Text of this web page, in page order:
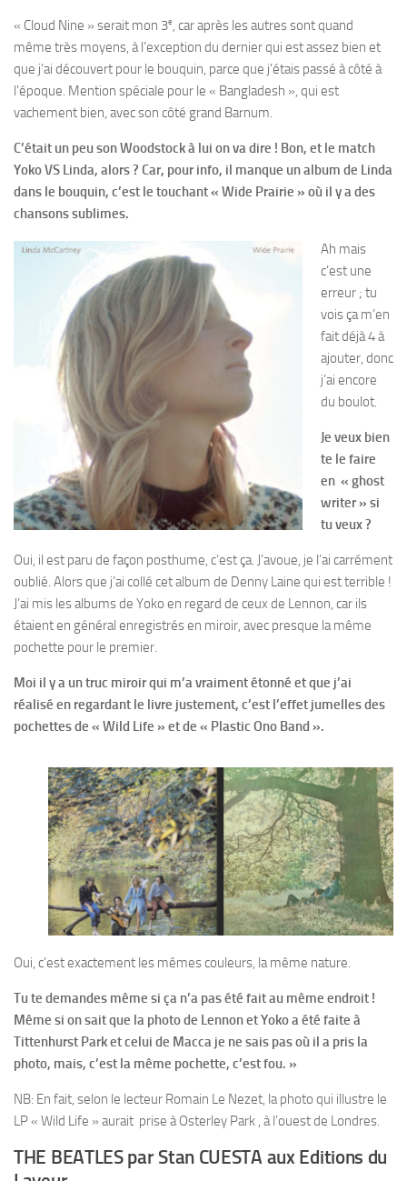
« Cloud Nine » serait mon 3e, car après les autres sont quand
même très moyens, à l’exception du dernier qui est assez bien et
que j’ai découvert pour le bouquin, parce que j’étais passé à côté à
l’époque. Mention spéciale pour le « Bangladesh », qui est
vachement bien, avec son côté grand Barnum.
C’était un peu son Woodstock à lui on va dire ! Bon, et le match
Yoko VS Linda, alors ? Car, pour info, il manque un album de Linda
dans le bouquin, c’est le touchant « Wide Prairie » où il y a des
chansons sublimes.
Ah mais
c’est une
erreur ; tu
vois ça m’en
fait déjà 4 à
ajouter, donc
j’ai encore
du boulot.
Je veux bien
te le faire
en « ghost
writer » si
tu veux ?
Oui, il est paru de façon posthume, c’est ça. J’avoue, je l’ai carrément
oublié. Alors que j’ai collé cet album de Denny Laine qui est terrible !
J’ai mis les albums de Yoko en regard de ceux de Lennon, car ils
étaient en général enregistrés en miroir, avec presque la même
pochette pour le premier.
Moi il y a un truc miroir qui m’a vraiment étonné et que j’ai
réalisé en regardant le livre justement, c’est l’effet jumelles des
pochettes de « Wild Life » et de « Plastic Ono Band ».
Oui, c’est exactement les mêmes couleurs, la même nature.
Tu te demandes même si ça n’a pas été fait au même endroit !
Même si on sait que la photo de Lennon et Yoko a été faite à
Tittenhurst Park et celui de Macca je ne sais pas où il a pris la
photo, mais, c’est la même pochette, c’est fou. »
NB: En fait, selon le lecteur Romain Le Nezet, la photo qui illustre le
LP « Wild Life » aurait prise à Osterley Park , à l’ouest de Londres.
THE BEATLES par Stan CUESTA aux Editions du